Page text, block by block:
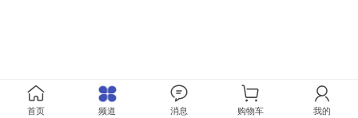
首页 频道 消息 购物车 我的